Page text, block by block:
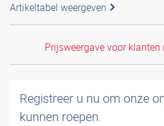
Artikeltabel weergeven
Prijsweergave voor
Registreer u nu om onze
kunnen roepen.